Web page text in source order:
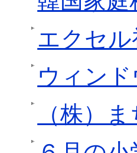
エクセ
ウィン
（株）